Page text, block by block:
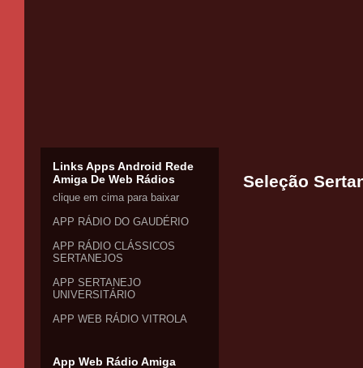
Seleção
Links Apps Android Rede
Amiga De Web Rádios
clique em cima para baixar
APP RÁDIO DO GAUDÉRIO
APP RÁDIO CLÁSSICOS
SERTANEJOS
APP SERTANEJO
UNIVERSITÁRIO
APP WEB RÁDIO VITROLA
App Web Rádio Amiga